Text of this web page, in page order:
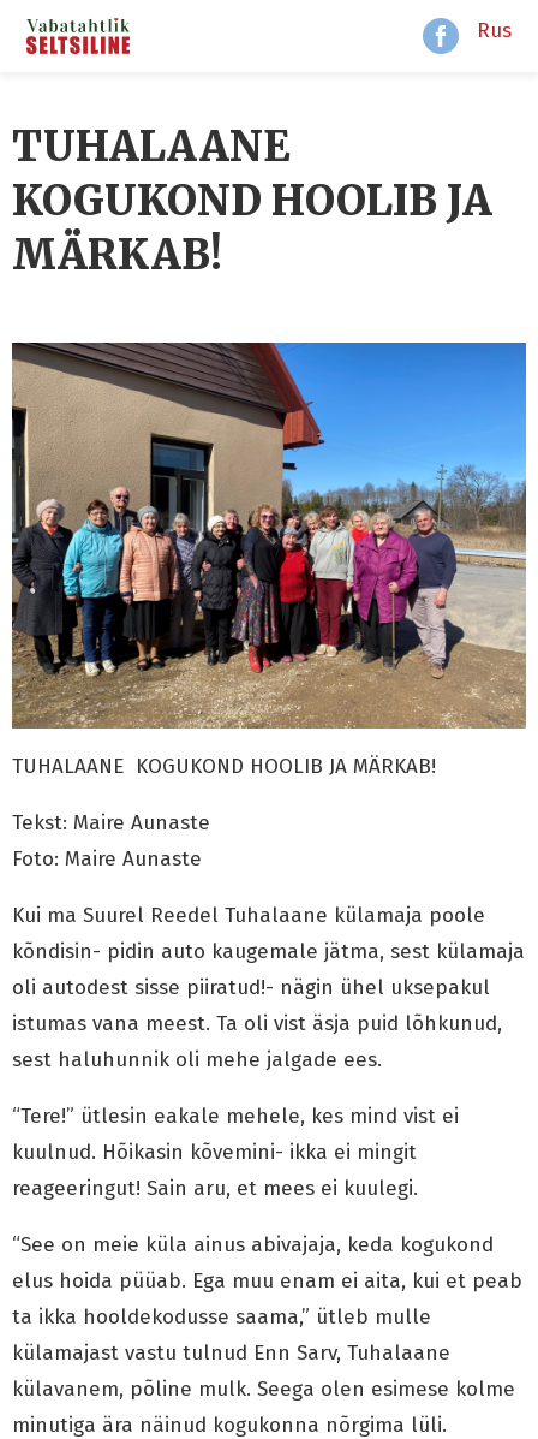
Rus
TUHALAANE
KOGUKOND HOOLIB JA
MÄRKAB!
TUHALAANE KOGUKOND HOOLIB JA MÄRKAB!
Tekst: Maire Aunaste
Foto: Maire Aunaste
Kui ma Suurel Reedel Tuhalaane külamaja poole
kõndisin- pidin auto kaugemale jätma, sest külamaja
oli autodest sisse piiratud!- nägin ühel uksepakul
istumas vana meest. Ta oli vist äsja puid lõhkunud,
sest haluhunnik oli mehe jalgade ees.
“Tere!” ütlesin eakale mehele, kes mind vist ei
kuulnud. Hõikasin kõvemini- ikka ei mingit
reageeringut! Sain aru, et mees ei kuulegi.
“See on meie küla ainus abivajaja, keda kogukond
elus hoida püüab. Ega muu enam ei aita, kui et peab
ta ikka hooldekodusse saama,” ütleb mulle
külamajast vastu tulnud Enn Sarv, Tuhalaane
külavanem, põline mulk. Seega olen esimese kolme
minutiga ära näinud kogukonna nõrgima lüli.